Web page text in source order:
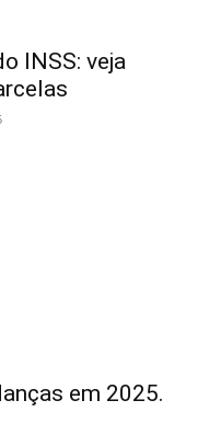
INSS: veja
em 2025.